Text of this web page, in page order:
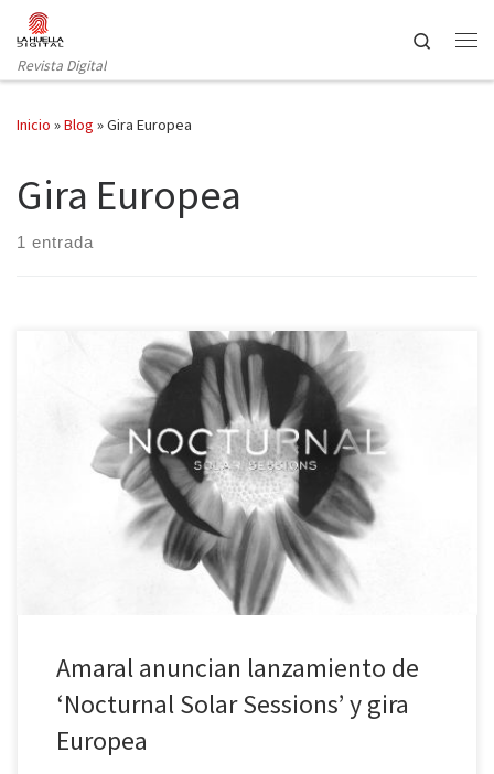
Saltar al contenido
Revista Digital
Search
Inicio »Blog »Gira Europea
Gira Europea
1 entrada
Amaral anuncian el lanzamiento en España de Nocturnal Solar
Sessions y la edición en todo el mundo de ‘Nocturnal’ el próximo
27 de enero, así como la gira europea que acompañará esta
edición. Nocturnal Solar Sessions recoge nuevas visiones de las
canciones que integraban Nocturnal. Es fruto de la inquietud de
Amaral anuncian lanzamiento de
‘Nocturnal Solar Sessions’ y gira
Europea